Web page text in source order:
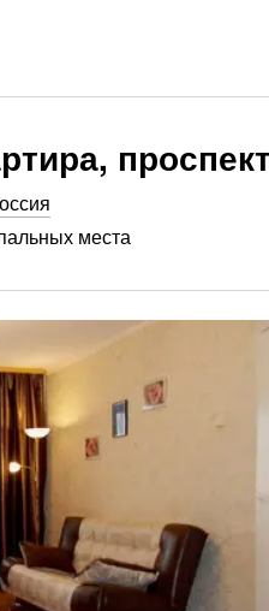
места